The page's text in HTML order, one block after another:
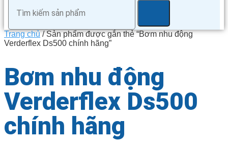
Trang chủ/ Sản phẩm được gắn thẻ “Bơm nhu động
Verderflex Ds500 chính hãng”
Bơm nhu động
Verderflex Ds500
chính hãng